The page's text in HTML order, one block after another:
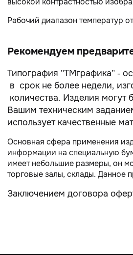
Рабочий диапазон температур
Рекомендуем
Типография "ТМграфика" -
в срок не более недели,
количества. Изделия могут
Вашим техническим
использует качественные
Основная сфера применения
информации на специальную
имеет небольшие размеры, он
торговые залы, склады. Данное
Заключением договора